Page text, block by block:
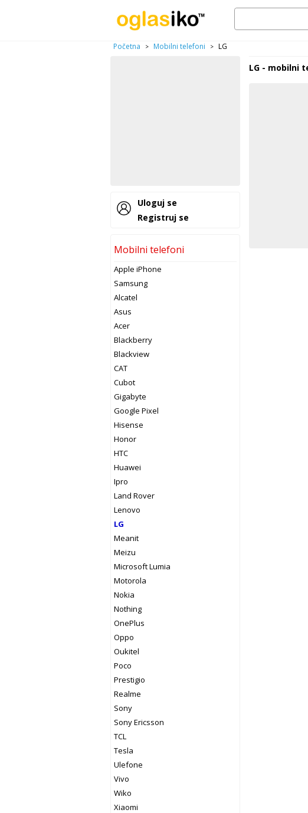
Početna > Mobilni telefoni > LG
Uloguj se
Registruj se
Mobilni telefoni
Apple iPhone
Samsung
Alcatel
Asus
Acer
Blackberry
Blackview
CAT
Cubot
Gigabyte
Google Pixel
Hisense
Honor
HTC
Huawei
Ipro
Land Rover
Lenovo
LG
Meanit
Meizu
Microsoft Lumia
Motorola
Nokia
Nothing
OnePlus
Oppo
Oukitel
Poco
Prestigio
Realme
Sony
Sony Ericsson
TCL
Tesla
Ulefone
Vivo
Wiko
Xiaomi
LG - mobilni